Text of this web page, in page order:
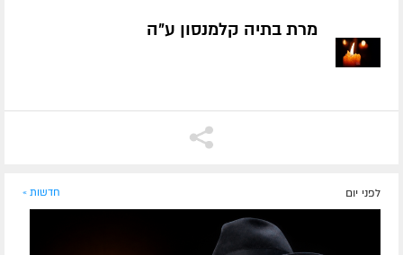
מרת בתיה קלמנסון ע״ה
לפני יום חדשות »